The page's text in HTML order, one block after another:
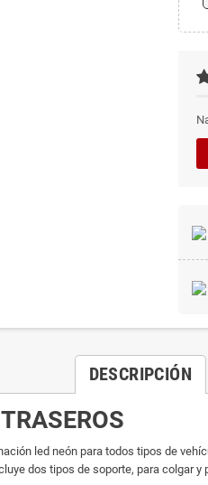
DESCRIPCIÓN
led neón para todos tipos de
dos tipos de soporte, para colgar